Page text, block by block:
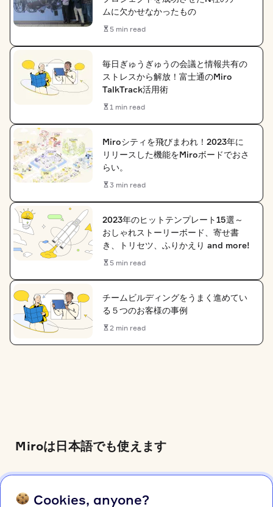
ムに欠かせなかったもの
5 min read
毎日ぎゅうぎゅうの会議と情報共有の
ストレスから解放！富士通のMiro
TalkTrack活用術
1 min read
Miroシティを飛びまわれ！2023年に
リリースした機能をMiroボードでおさ
らい。
3 min read
2023年のヒットテンプレート15選～
おしゃれストーリーボード、寄せ書
き、トリセツ、ふりかえり and more!
5 min read
チームビルディングをうまく進めてい
る５つのお客様の事例
2 min read
Miroは日本語でも使えます
まだUIが英語のお客様は、
プロフィール設定(クリッ
クで開きます）→言語で変更できます。
Cookies, anyone?